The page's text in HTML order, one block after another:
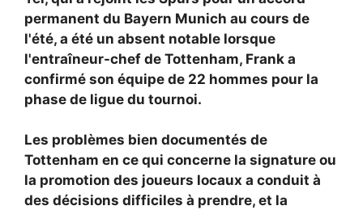
permanent du Bayern Munich au cours de
l'été, a été un absent notable lorsque
l'entraîneur-chef de Tottenham, Frank a
confirmé son équipe de 22 hommes pour la
phase de ligue du tournoi.
Les problèmes bien documentés de
Tottenham en ce qui concerne la signature ou
la promotion des joueurs locaux a conduit à
des décisions difficiles à prendre, et la